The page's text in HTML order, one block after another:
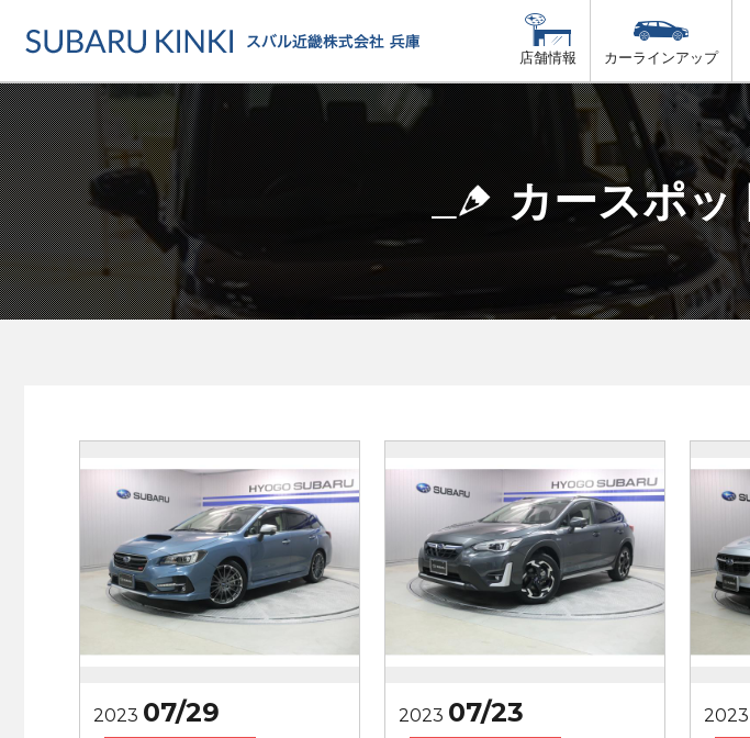
店舗情報
店舗情報 店舗一覧
地域でさがす
地図でさがす
試乗車でさがす
但馬
播磨
阪神方面
カーラインアップ
カーラインアップ
カーラインアップ一覧
乗用車
軽自動車
メンテナンス・サービス
メンテナンス・サービストップ
車検・定期点検をする
カーケアをする
車検（法定24
法定 12ヶ月 点
6ヶ月ごとの
車検 3ヶ月前
カースポッ
2023 07/29 2023 07/23 2023